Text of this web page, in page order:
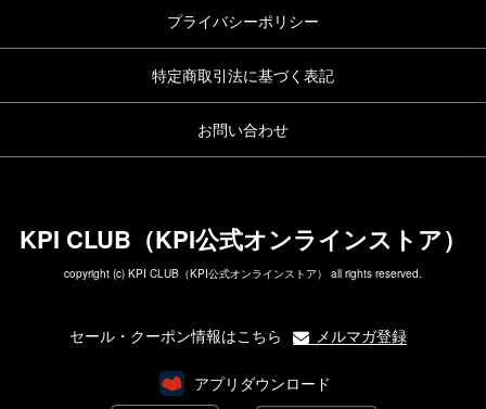
プライバシーポリシー
特定商取引法に基づく表記
お問い合わせ
KPI CLUB（KPI公式オンラインストア）
copyright (c) KPI CLUB（KPI公式オンラインストア） all rights reserved.
セール・クーポン情報はこちら メルマガ登録
アプリダウンロード